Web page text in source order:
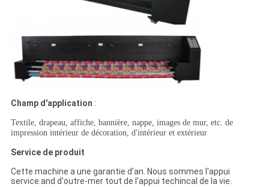
Champ d'application :
Textile, drapeau, affiche, bannière, nappe, images de mur, etc. de
impression intérieur de décoration, d'intérieur et extérieur
Service de produit
Cette machine a une garantie d'an. Nous sommes l'appui
service.and d'outre-mer tout de l'appui techincal de la vie.